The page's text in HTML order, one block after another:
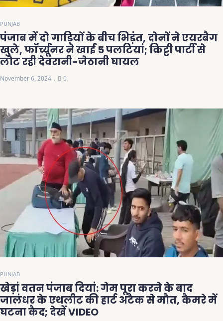
PUNJAB
पंजाब में दो गाड़ियों के बीच भिड़ंत, दोनों ने एयरबैग
खुले, फॉर्च्यूनर ने खाई 5 पलटियां; किट्टी पार्टी से
लौट रही देवरानी-जेठानी घायल
November 6, 2024 0
PUNJAB
खेड़ां वतन पंजाब दियां: गेम पूरा करने के बाद
जालंधर के एथलीट की हार्ट अटैक से मौत, कैमरे में
घटना कैद; देखें VIDEO